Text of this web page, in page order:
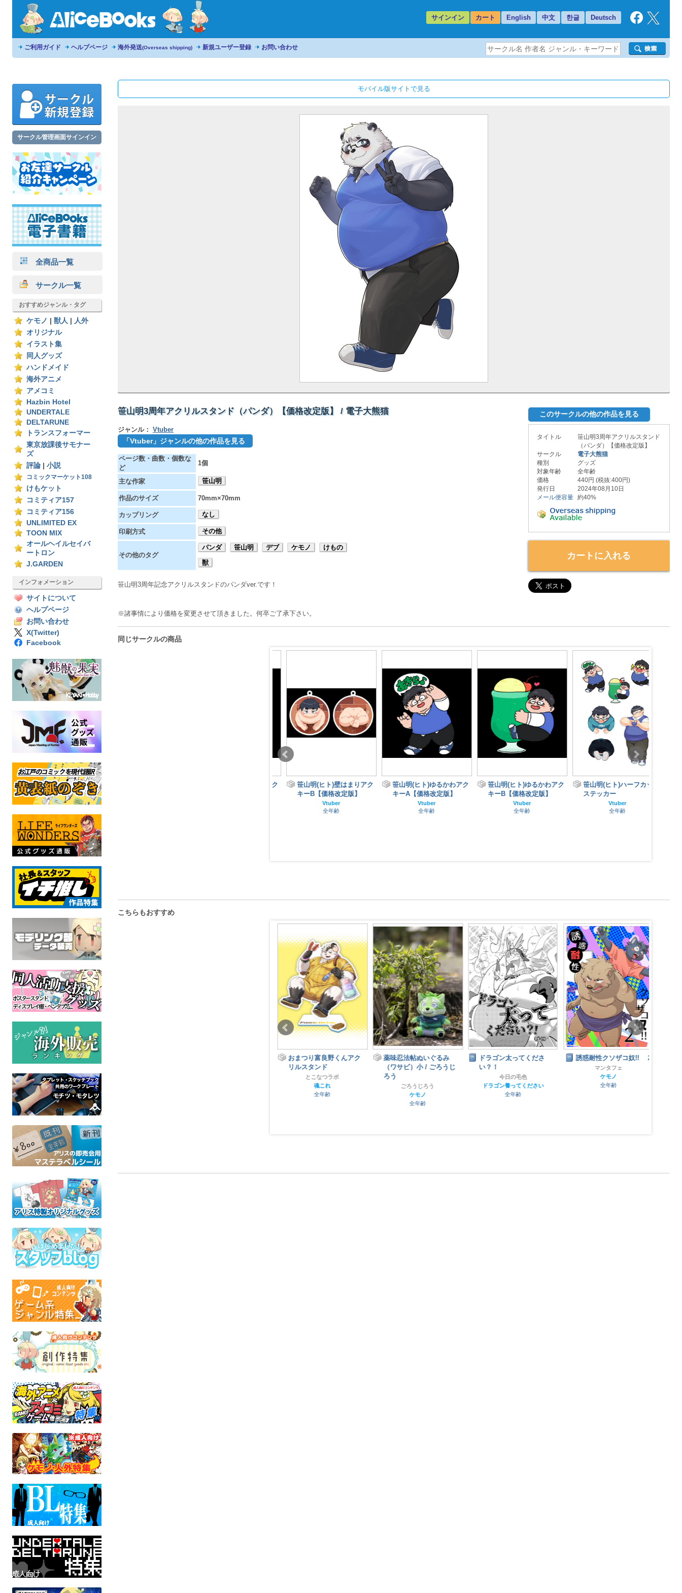
サインイン カート English 中文 한글 Deutsch
ご利用ガイド ヘルプページ 海外発送(Overseas shipping) 新規ユーザー登録 お問い合わせ
サークル管理画面サインイン
全商品一覧
サークル一覧
おすすめジャンル・タグ
ケモノ 獣人
人外
オリジナル
イラスト集
同人グッズ
ハンドメイド
海外アニメ
アメコミ
Hazbin Hotel
UNDERTALE
DELTARUNE
トランスフォーマー
東京放課後サモナー
ズ
評論
小説
コミックマーケット108
けもケット
コミティア157
コミティア156
UNLIMITED EX
TOON MIX
オールヘイルセイバ
ートロン
J.GARDEN
インフォメーション
サイトについて
ヘルプページ
お問い合わせ
X(Twitter)
Facebook
モバイル版サイトで見る
笹山明3周年アクリルスタンド（パンダ）【価格改定版】 / 電子大熊猫
ジャンル： Vtuber
「Vtuber」ジャンルの他の作品を見る
ページ数・曲数・個数な
ど
1個
主な作家 笹山明
作品のサイズ 70mm×70mm
カップリング なし
印刷方式 その他
その他のタグ
パンダ 笹山明 デブ ケモノ
けもの
獣
笹山明3周年記念アクリルスタンドのパンダver.です！
※諸事情により価格を変更させて頂きました。何卒ご了承下さい。
このサークルの他の作品を見る
タイトル
笹山明3周年アクリルスタンド
（パンダ）【価格改定版】
サークル
電子大熊猫
種別
グッズ
対象年齢
全年齢
価格
440円 (税抜:400円)
発行日
2024年08月10日
メール便容量 約40%
カートに入れる
同じサークルの商品
山明防水ポスター【価
改定版】
Vtuber
笹山明アクリルスタンド
（ヒトver.）【価格改定
版】
笹山明(ヒト)壁はまりアク
キーB【価格改定版】
Vtuber
全年齢
笹山明(ヒト)ゆるかわアク
キーA【価格改定版】
Vtuber
全年齢
笹山明(ヒト)ゆるかわアク
キーB【価格改定版】
Vtuber
全年齢
笹山明(ヒト)ハーフカット
ステッカー
Vtuber
全年齢
こちらもおすすめ
モV木製キーホルダー
ソーダみだれうち
ケモノ
全年齢
おまつり富良野くんアク
リルスタンド
とこなつラボ
魂これ
全年齢
薬味忍法帖ぬいぐるみ
（ワサビ）小 / ごろうじ
ろう
ごろうじろう
ケモノ
全年齢
ドラゴン太ってくださ
い？！
今日の毛色
ドラゴン養ってください
全年齢
誘惑耐性クソザコ奴!! 2
マンタフェ
ケモノ
全年齢